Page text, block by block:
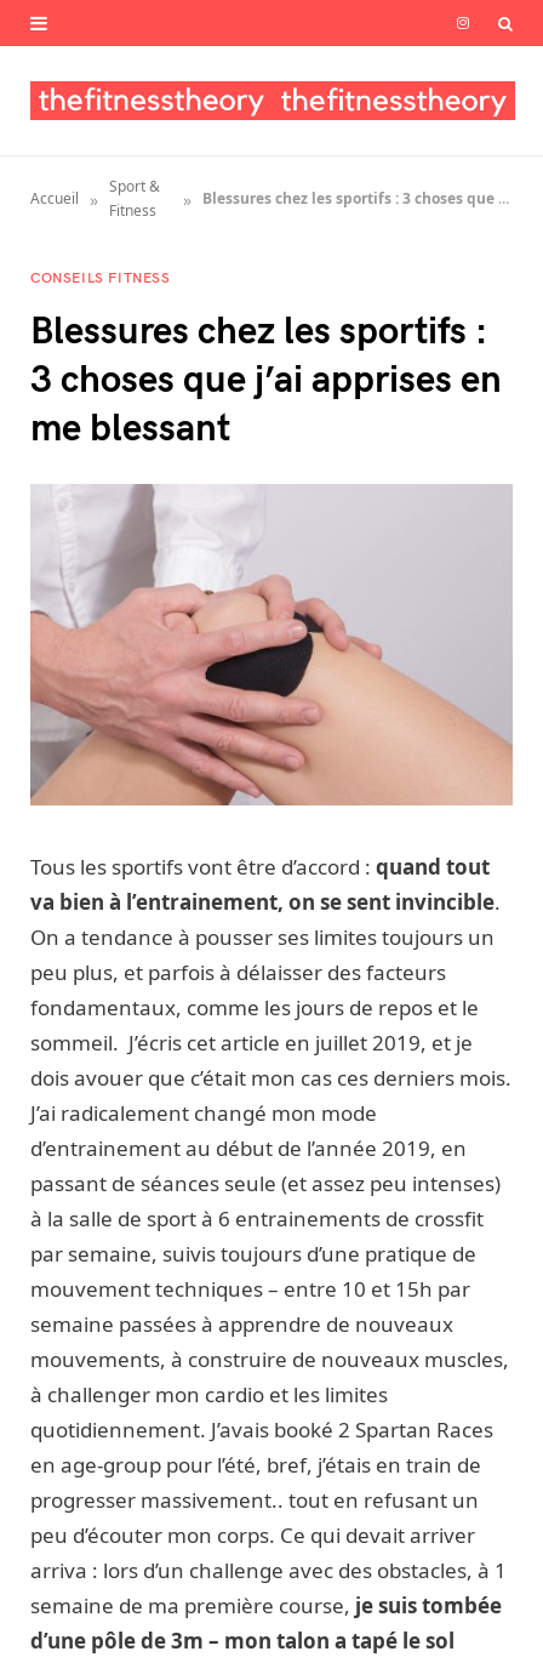
I
s
a
m
Accueil »
Sport &
Fitness
» Blessures chez les sportifs : 3 choses que j’ai apprises en me blessant
CONSEILS FITNESS
Blessures chez les sportifs :
3 choses que j’ai apprises en
me blessant
Tous les sportifs vont être d’accord : quand tout
va bien à l’entrainement, on se sent invincible.
On a tendance à pousser ses limites toujours un
peu plus, et parfois à délaisser des facteurs
fondamentaux, comme les jours de repos et le
sommeil. J’écris cet article en juillet 2019, et je
dois avouer que c’était mon cas ces derniers mois.
J’ai radicalement changé mon mode
d’entrainement au début de l’année 2019, en
passant de séances seule (et assez peu intenses)
à la salle de sport à 6 entrainements de crossfit
par semaine, suivis toujours d’une pratique de
mouvement techniques – entre 10 et 15h par
semaine passées à apprendre de nouveaux
mouvements, à construire de nouveaux muscles,
à challenger mon cardio et les limites
quotidiennement. J’avais booké 2 Spartan Races
en age-group pour l’été, bref, j’étais en train de
progresser massivement.. tout en refusant un
peu d’écouter mon corps. Ce qui devait arriver
arriva : lors d’un challenge avec des obstacles, à 1
semaine de ma première course, je suis tombée
d’une pôle de 3m – mon talon a tapé le sol